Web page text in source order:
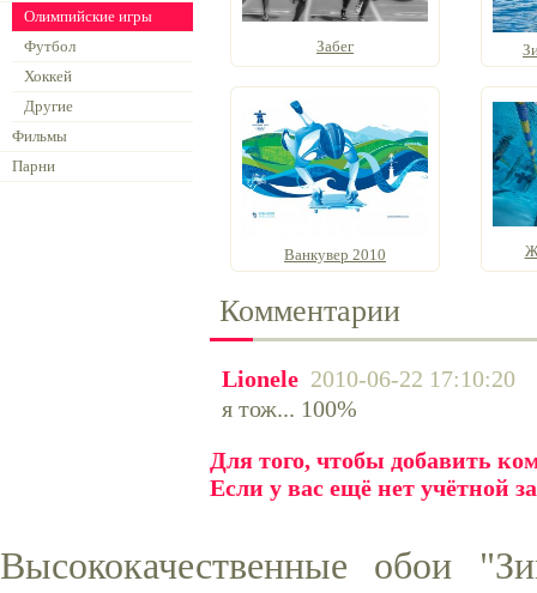
Олимпийские игры
Футбол
Хоккей
Другие
Фильмы
Парни
Забег
Ванкувер 2010
Комментарии
Lionele 2010-06-22 17:10:20
я тож... 100%
Для того, чтобы добавить
Если у вас ещё нет учётной
Высококачественные обои